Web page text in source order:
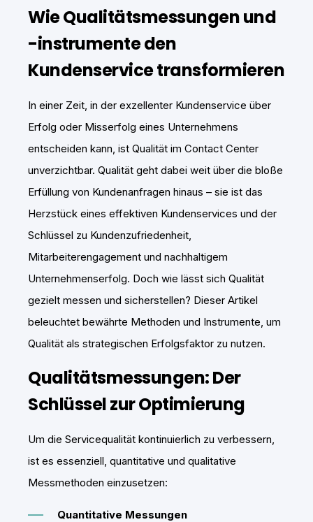
Wie Qualitätsmessungen und
-instrumente den
Kundenservice transformieren
In einer Zeit, in der exzellenter Kundenservice über
Erfolg oder Misserfolg eines Unternehmens
entscheiden kann, ist Qualität im Contact Center
unverzichtbar. Qualität geht dabei weit über die bloße
Erfüllung von Kundenanfragen hinaus – sie ist das
Herzstück eines effektiven Kundenservices und der
Schlüssel zu Kundenzufriedenheit,
Mitarbeiterengagement und nachhaltigem
Unternehmenserfolg. Doch wie lässt sich Qualität
gezielt messen und sicherstellen? Dieser Artikel
beleuchtet bewährte Methoden und Instrumente, um
Qualität als strategischen Erfolgsfaktor zu nutzen.
Qualitätsmessungen: Der
Schlüssel zur Optimierung
Um die Servicequalität kontinuierlich zu verbessern,
ist es essenziell, quantitative und qualitative
Messmethoden einzusetzen:
Quantitative Messungen